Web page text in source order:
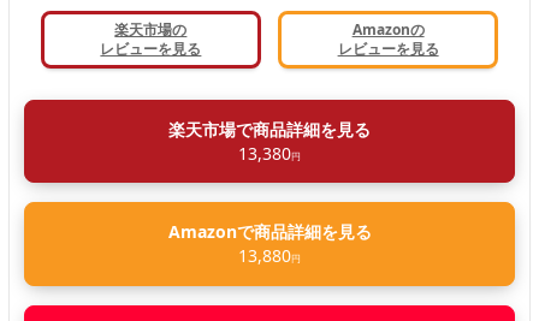
楽天市場の
レビューを見る
Amazonの
レビューを見る
楽天市場で商品詳細を見る
13,380円
Amazonで商品詳細を見る
13,880円